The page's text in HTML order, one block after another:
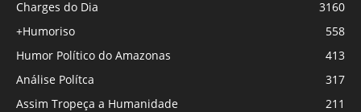
Charges do Dia
3160
+Humoriso
558
Humor Político do Amazonas
413
Análise Polítca
317
Assim Tropeça a Humanidade
211